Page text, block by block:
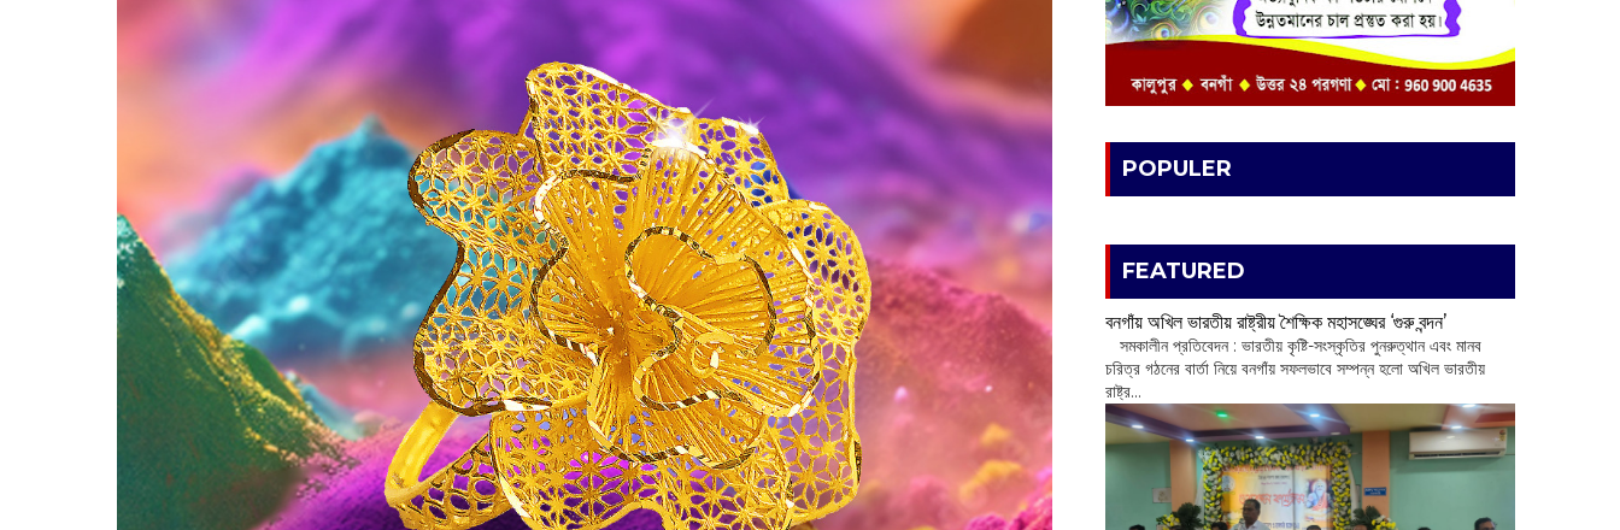
POPULER
FEATURED
বনগাঁয় অখিল ভারতীয় রাষ্ট্রীয় শৈক্ষিক মহাসঙ্ঘের ‘গুরু বন্দন’
​ সমকালীন প্রতিবেদন : ভারতীয় কৃষ্টি-সংস্কৃতির পুনরুত্থান এবং মানব
চরিত্র গঠনের বার্তা নিয়ে বনগাঁয় সফলভাবে সম্পন্ন হলো অখিল ভারতীয়
রাষ্ট্র...